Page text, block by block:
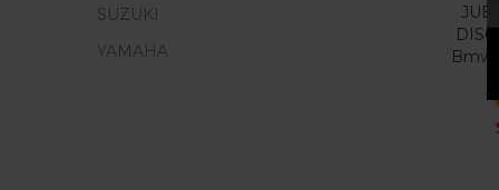
Bmw
SUZUKI
YAMAHA